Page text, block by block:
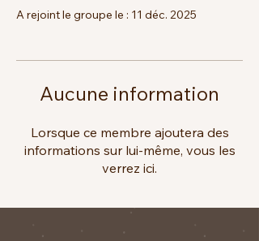
A rejoint le groupe le : 11 déc. 2025
Aucune information
Lorsque ce membre ajoutera des
informations sur lui-même, vous les
verrez ici.